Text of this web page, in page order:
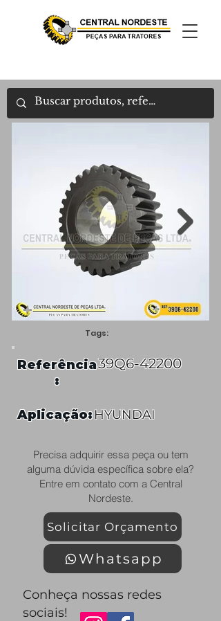
Tags:
Referência
:
39Q6-42200
Aplicação:HYUNDAI
Precisa adquirir essa peça ou tem
alguma dúvida específica sobre ela?
Entre em contato com a Central
Nordeste.
Solicitar Orçamento
Whatsapp
Conheça nossas redes
sociais!